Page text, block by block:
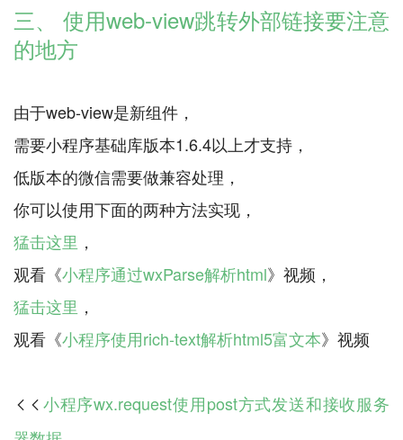
三、 使用web-view跳转外部链接要注意
的地方
由于web-view是新组件，
需要小程序基础库版本1.6.4以上才支持，
低版本的微信需要做兼容处理，
猛击这里 ，
观看《小程序通过wxParse解析html
猛击这里 ，
观看《小程序使用rich-text解析html5富文本
 小程序wx.request使用post方式发送和接收服务